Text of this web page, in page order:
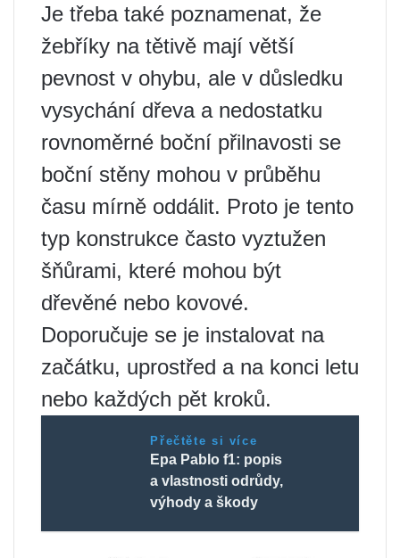
Je třeba také poznamenat, že
žebříky na tětivě mají větší
pevnost v ohybu, ale v důsledku
vysychání dřeva a nedostatku
rovnoměrné boční přilnavosti se
boční stěny mohou v průběhu
času mírně oddálit. Proto je tento
typ konstrukce často vyztužen
šňůrami, které mohou být
dřevěné nebo kovové.
Doporučuje se je instalovat na
začátku, uprostřed a na konci letu
nebo každých pět kroků.
Přečtěte si více
Epa Pablo f1: popis
a vlastnosti odrůdy,
výhody a škody